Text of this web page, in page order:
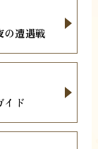
の遭遇戦
イド